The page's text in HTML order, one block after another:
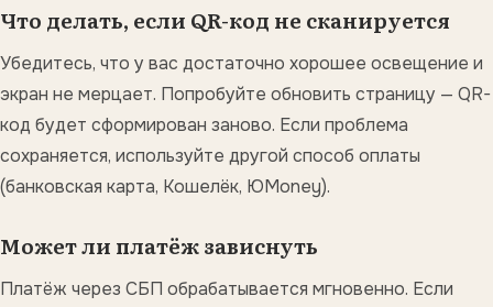
Что делать, если QR-код не сканируется
Убедитесь, что у вас достаточно хорошее освещение и
экран не мерцает. Попробуйте обновить страницу — QR-
код будет сформирован заново. Если проблема
сохраняется, используйте другой способ оплаты
(банковская карта, Кошелёк, ЮMoney).
Может ли платёж зависнуть
Платёж через СБП обрабатывается мгновенно. Если